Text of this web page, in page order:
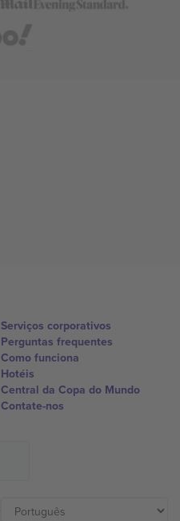
Serviços corporativos
Perguntas frequentes
Como funciona
Hotéis
Central da Copa do Mundo
Contate-nos